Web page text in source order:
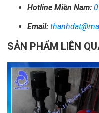
Hotline Miền Nam:
Email:
SẢN PHẨM LIÊN